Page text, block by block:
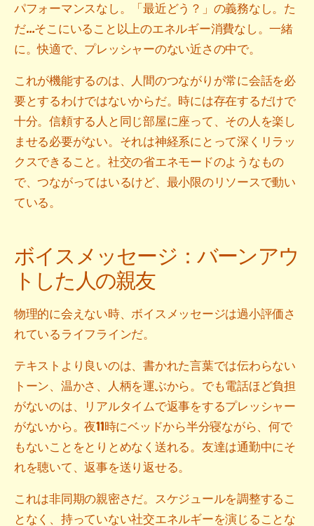
パフォーマンスなし。「最近どう？」の義務なし。た
だ…そこにいること以上のエネルギー消費なし。一緒
に。快適で、プレッシャーのない近さの中で。
これが機能するのは、人間のつながりが常に会話を必
要とするわけではないからだ。時には存在するだけで
十分。信頼する人と同じ部屋に座って、その人を楽し
ませる必要がない。それは神経系にとって深くリラッ
クスできること。社交の省エネモードのようなもの
で、つながってはいるけど、最小限のリソースで動い
ている。
ボイスメッセージ：バーンアウ
トした人の親友
物理的に会えない時、ボイスメッセージは過小評価さ
れているライフラインだ。
テキストより良いのは、書かれた言葉では伝わらない
トーン、温かさ、人柄を運ぶから。でも電話ほど負担
がないのは、リアルタイムで返事をするプレッシャー
がないから。夜11時にベッドから半分寝ながら、何で
もないことをとりとめなく送れる。友達は通勤中にそ
れを聴いて、返事を送り返せる。
これは非同期の親密さだ。スケジュールを調整するこ
となく、持っていない社交エネルギーを演じることな